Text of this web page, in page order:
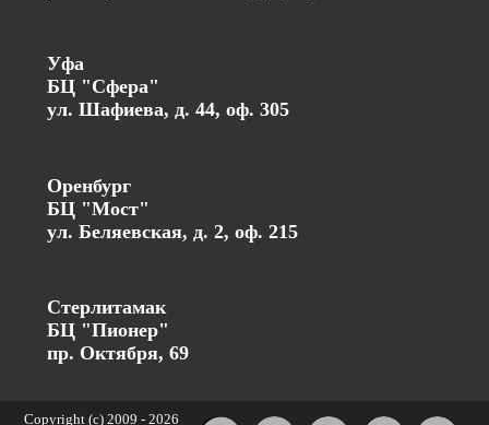
Уфа
БЦ "Сфера"
ул. Шафиева, д. 44, оф. 305
Оренбург
БЦ "Мост"
ул. Беляевская, д. 2, оф. 215
Стерлитамак
БЦ "Пионер"
пр. Октября, 69
Copyright (c) 2009 -2026